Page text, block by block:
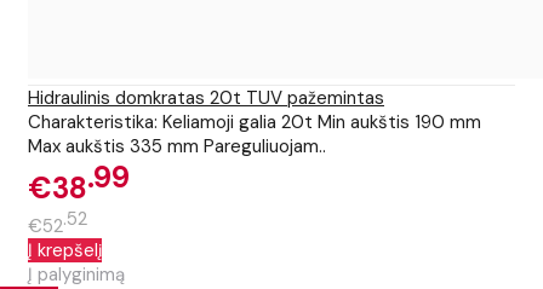
Hidraulinis domkratas 20t TUV pažemintas
Charakteristika: Keliamoji galia 20t Min aukštis 190 mm
Max aukštis 335 mm Pareguliuojam..
€38 99
€52 52
Į krepšelį
Į palyginimą